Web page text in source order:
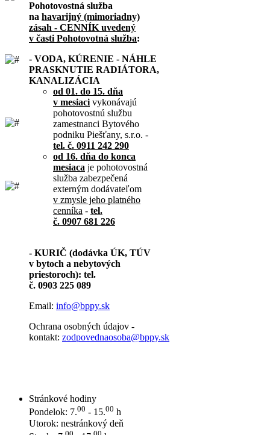
Pohotovostná služba
na havarijný (mimoriadny)
zásah - CENNÍK uvedený
v časti Pohotovotná služba:
- VODA, KÚRENIE - NÁHLE
PRASKNUTIE RADIÁTORA,
KANALIZÁCIA
od 01. do 15. dňa
v mesiaci vykonávajú
pohotovostnú službu
zamestnanci Bytového
podniku Piešťany, s.r.o. -
tel. č. 0911 242 290
od 16. dňa do konca
mesiaca je pohotovostná
služba zabezpečená
externým dodávateľom
v zmysle jeho platného
cenníka - tel.
č. 0907 681 226
- KURIČ (dodávka ÚK, TÚV
v bytoch a nebytových
priestoroch): tel.
č. 0903 225 089
Email: info@bppy.sk
Ochrana osobných údajov -
kontakt: zodpovednaosoba@bppy.sk
Stránkové hodiny
Pondelok: 7.00 - 15.00 h
Utorok: nestránkový deň